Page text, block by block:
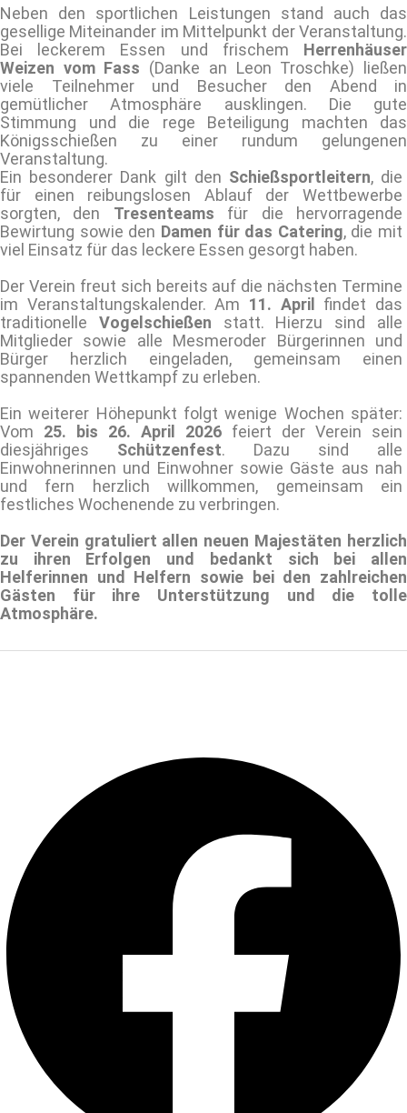
Neben den sportlichen Leistungen stand auch das
gesellige Miteinander im Mittelpunkt der Veranstaltung.
Bei leckerem Essen und frischem Herrenhäuser
Weizen vom Fass (Danke an Leon Troschke) ließen
viele Teilnehmer und Besucher den Abend in
gemütlicher Atmosphäre ausklingen. Die gute
Stimmung und die rege Beteiligung machten das
Königsschießen zu einer rundum gelungenen
Veranstaltung.
Ein besonderer Dank gilt den Schießsportleitern, die
für einen reibungslosen Ablauf der Wettbewerbe
sorgten, den Tresenteams für die hervorragende
Bewirtung sowie den Damen für das Catering, die mit
viel Einsatz für das leckere Essen gesorgt haben.
Der Verein freut sich bereits auf die nächsten Termine
im Veranstaltungskalender. Am 11. April findet das
traditionelle Vogelschießen
statt. Hierzu sind alle
Mitglieder sowie alle Mesmeroder Bürgerinnen und
Bürger herzlich eingeladen, gemeinsam einen
spannenden Wettkampf zu erleben.
Ein weiterer Höhepunkt folgt wenige Wochen später:
Vom 25. bis 26. April 2026 feiert der Verein sein
diesjähriges Schützenfest. Dazu sind alle
Einwohnerinnen und Einwohner sowie Gäste aus nah
und fern herzlich willkommen, gemeinsam ein
festliches Wochenende zu verbringen.
Der Verein gratuliert allen neuen Majestäten herzlich
zu ihren Erfolgen und bedankt sich bei allen
Helferinnen und Helfern sowie bei den zahlreichen
Gästen für ihre Unterstützung und die tolle
Atmosphäre.